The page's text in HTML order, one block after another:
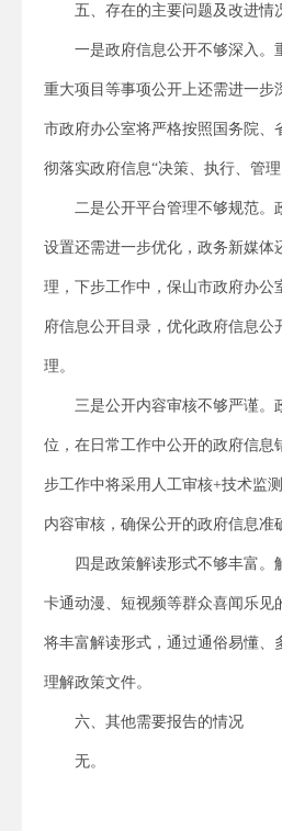
五、存在的主要问题及改进情
一是政府信息公开不够深入。
重大项目等事项公开上还需进一步
市政府办公室将严格按照国务院、
彻落实政府信息“决策、执行、管理
二是公开平台管理不够规范。
设置还需进一步优化，政务新媒体
理，下步工作中，保山市政府办公
府信息公开目录，优化政府信息公
理。
三是公开内容审核不够严谨。
位，在日常工作中公开的政府信息
步工作中将采用人工审核+技术监
内容审核，确保公开的政府信息准
四是政策解读形式不够丰富。
卡通动漫、短视频等群众喜闻乐见
将丰富解读形式，通过通俗易懂、
理解政策文件。
六、其他需要报告的情况
无。